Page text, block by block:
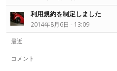
利用規約を制定しました
2014年8月6日 - 13:09
最近
コメント